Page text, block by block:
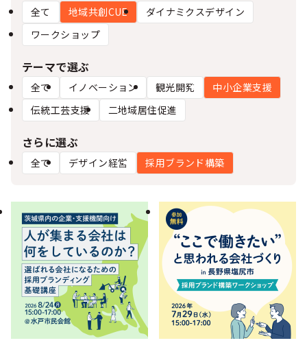
全て 地域共創CUE
ダイナミクスデザイン
ワークショップ
テーマで選ぶ
全て イノベーション 観光開発
中小企業支援
伝統工芸支援
二地域居住促進
さらに選ぶ
全て デザイン経営 採用ブランド構築